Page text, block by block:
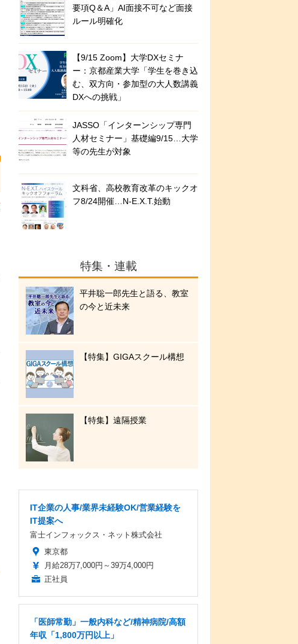
要項Q＆A」AI面接不可など面接
ルール明確化
【9/15 Zoom】大学DXセミナ
ー：京都産業大学「学生を巻き込
む、双方向・参加型の大人数講義
DXへの挑戦」
JASSO「インターンシップ専門
人材セミナー」基礎編9/15…大学
等の先生が対象
文科省、高校教育改革のキックオ
フ8/24開催…N-E.X.T.始動
特集・連載
平井聡一郎先生と語る、教室
の今と近未来
【特集】GIGAスクール構想
【特集】遠隔授業
IT企業の人事/業界未経験OK/営業経験を
IT提案へ
富士インフォックス・ネット株式会社
東京都
月給28万7,000円～39万4,000円
正社員
「医師常勤」一般内科など/精神病院/高額
年収「1,800万円以上」